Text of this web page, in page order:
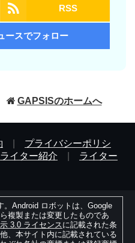
RSS
ースでフォロー
GAPSISのホームへ
プライバシーポリシ
ライター紹介
ライター
。Android ロボットは、Google
複製または変更したものであ
3.0 ライセンスに記載された条
、本サイト内に記載されている